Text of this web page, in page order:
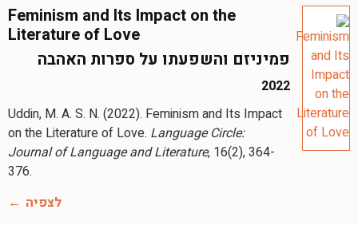
Feminism and Its Impact on the
Literature of Love
פמיניזם והשפעתו על ספרות האהבה
2022
Uddin, M. A. S. N. (2022). Feminism and Its Impact
on the Literature of Love. Language Circle:
Journal of Language and Literature, 16(2), 364-
376.
לצפיה